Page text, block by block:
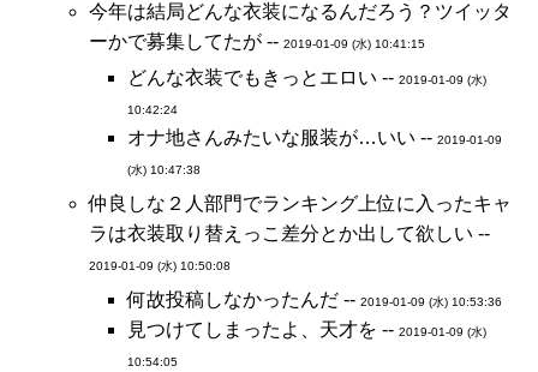
今年は結局どんな衣装になるんだろう？ツイッタ
ーかで募集してたが -- 2019-01-09 (水) 10:41:15
どんな衣装でもきっとエロい -- 2019-01-09 (水)
10:42:24
オナ地さんみたいな服装が…いい -- 2019-01-09
(水) 10:47:38
仲良しな２人部門でランキング上位に入ったキャ
ラは衣装取り替えっこ差分とか出して欲しい --
2019-01-09 (水) 10:50:08
何故投稿しなかったんだ -- 2019-01-09 (水) 10:53:36
見つけてしまったよ、天才を -- 2019-01-09 (水)
10:54:05